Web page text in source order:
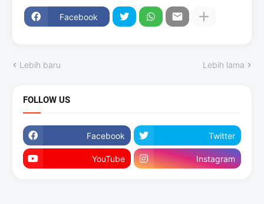
Facebook
Lebih baru Lebih lama
FOLLOW US
Facebook Twitter
YouTube Instagram